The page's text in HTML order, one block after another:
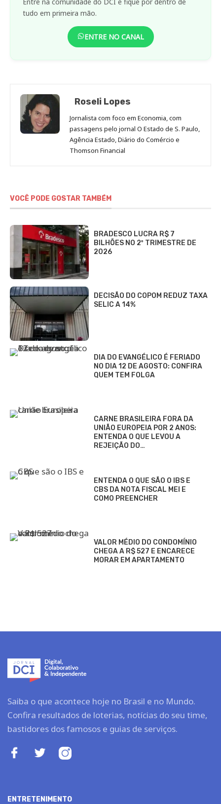
Entre na comunidade do DCI e fique por dentro de
tudo em primeira mão.
ENTRE NO CANAL
Roseli Lopes
Jornalista com foco em Economia, com
passagens pelo jornal O Estado de S. Paulo,
Agência Estado, Diário do Comércio e
Thomson Financial
VOCÊ PODE GOSTAR TAMBÉM
BRADESCO LUCRA R$ 7
BILHÕES NO 2º TRIMESTRE DE
2026
DECISÃO DO COPOM REDUZ TAXA
SELIC A 14%
DIA DO EVANGÉLICO É FERIADO
NO DIA 12 DE AGOSTO: CONFIRA
QUEM TEM FOLGA
CARNE BRASILEIRA FORA DA
UNIÃO EUROPEIA POR 2 ANOS:
ENTENDA O QUE LEVOU A
REJEIÇÃO DO…
ENTENDA O QUE SÃO O IBS E
CBS DA NOTA FISCAL MEI E
COMO PREENCHER
VALOR MÉDIO DO CONDOMÍNIO
CHEGA A R$ 527 E ENCARECE
MORAR EM APARTAMENTO
Saiba o que acontece hoje no Brasil e no Mundo.
Confira resultados de loterias, notícias do seu time,
bastidores dos famosos e guias de serviços.
ENTRETENIMENTO